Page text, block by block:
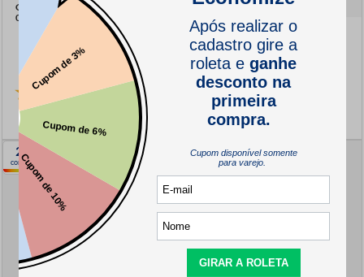
Cordao de Sao Francisco 5mm
001/10 Peca com 10 Metros
R$ 19,75
Cordao de Cetim Rabo de Rato
Multicor Luli 1mm Rolo com 50
Metros
R$10,90
2
cores
2